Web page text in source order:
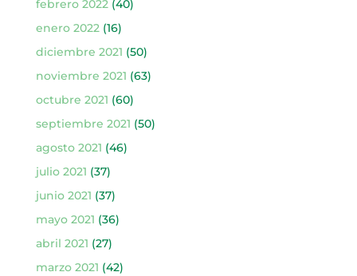
febrero 2022(40)
enero 2022(16)
diciembre 2021 (50)
noviembre 2021 (63)
octubre 2021 (60)
septiembre 2021 (50)
agosto 2021 (46)
julio 2021 (37)
junio 2021 (37)
mayo 2021 (36)
abril 2021 (27)
marzo 2021 (42)